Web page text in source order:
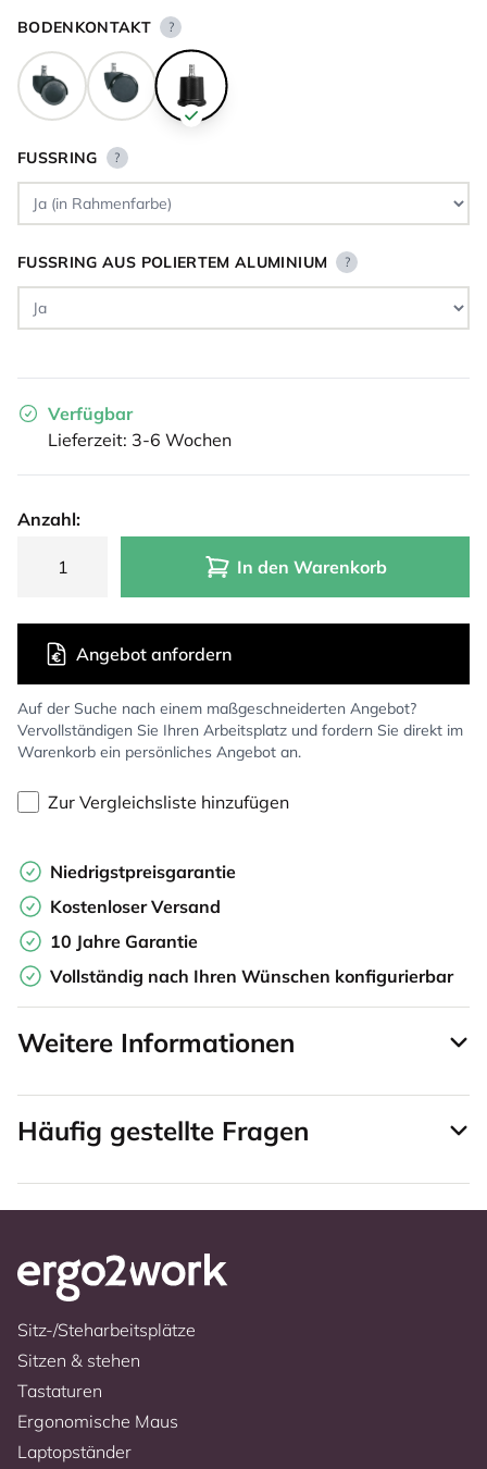
BODENKONTAKT ?
FUSSRING ?
FUSSRING AUS POLIERTEM ALUMINIUM ?
Verfügbar
Lieferzeit: 3-6 Wochen
Anzahl:
In den Warenkorb
Auf der Suche nach einem maßgeschneiderten Angebot?
Vervollständigen Sie Ihren Arbeitsplatz und fordern Sie direkt im
Warenkorb ein persönliches Angebot an.
Angebot anfordern
Zur Vergleichsliste hinzufügen
Niedrigstpreisgarantie
Kostenloser Versand
10 Jahre Garantie
Vollständig nach Ihren Wünschen konfigurierbar
Weitere Informationen
Häufig gestellte Fragen
Sitz-/Steharbeitsplätze
Sitzen & stehen
Tastaturen
Ergonomische Maus
Laptopständer